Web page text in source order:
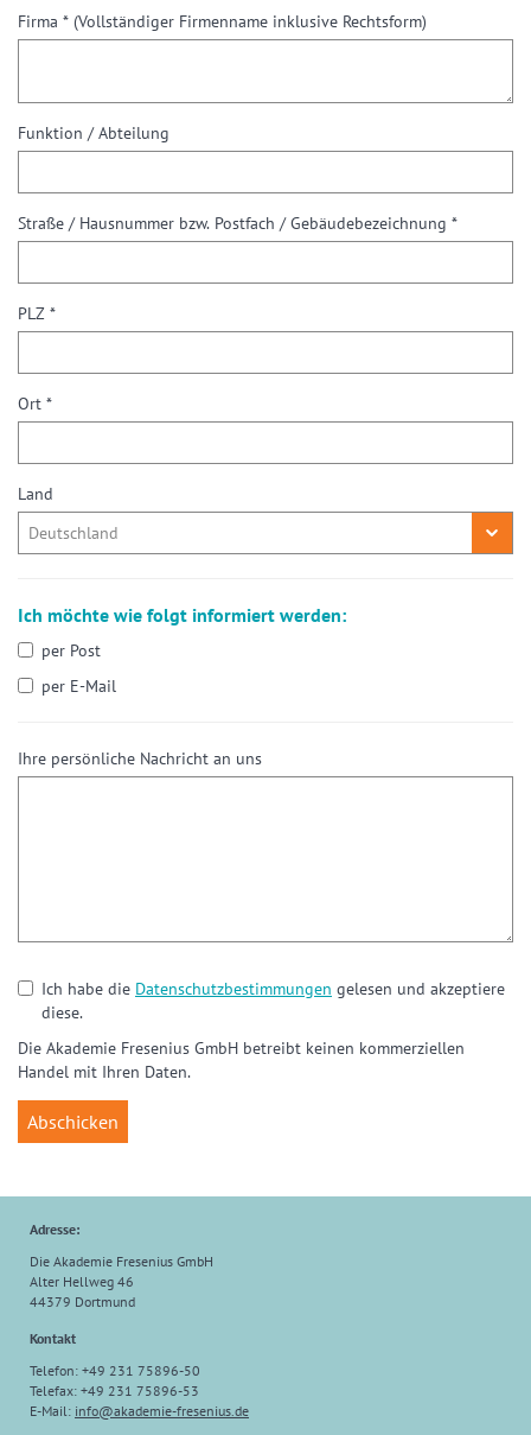
Firma * (Vollständiger Firmenname inklusive Rechtsform)
Funktion / Abteilung
Straße / Hausnummer bzw. Postfach / Gebäudebezeichnung *
PLZ *
Ort *
Land
Ich möchte wie folgt informiert werden:
per Post
per E-Mail
Ihre persönliche Nachricht an uns
Ich habe die Datenschutzbestimmungen gelesen und akzeptiere
diese.
Die Akademie Fresenius GmbH betreibt keinen kommerziellen
Handel mit Ihren Daten.
Adresse:
Die Akademie Fresenius GmbH
Alter Hellweg 46
44379 Dortmund
Kontakt
Telefon: +49 231 75896-50
Telefax: +49 231 75896-53
E-Mail: info@akademie-fresenius.de